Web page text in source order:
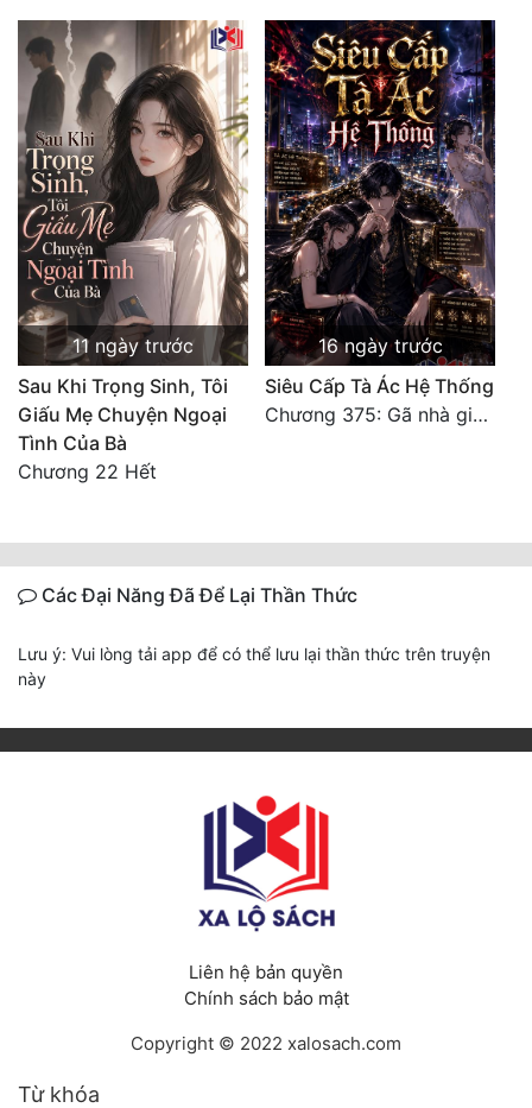
11 ngày trước
Sau Khi Trọng Sinh, Tôi
Giấu Mẹ Chuyện Ngoại
Tình Của Bà
Chương 22 Hết
16 ngày trước
Siêu Cấp Tà Ác Hệ Thống
Chương 375: Gã nhà giàu láo xược
Các Đại Năng Đã Để Lại Thần Thức
Lưu ý: Vui lòng tải app để có thể lưu lại thần thức trên truyện
này
Liên hệ bản quyền
Chính sách bảo mật
Copyright © 2022 xalosach.com
Từ khóa